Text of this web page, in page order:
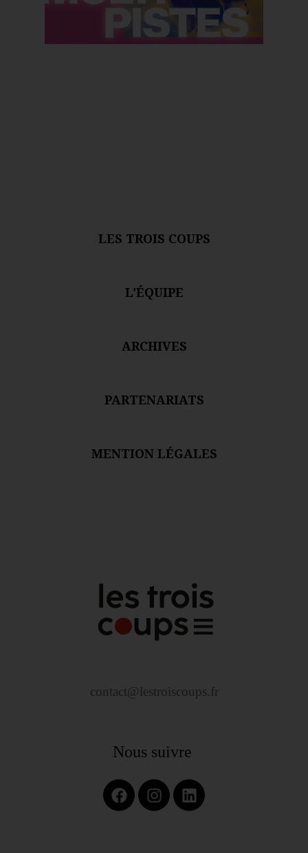
LES TROIS COUPS
L'ÉQUIPE
ARCHIVES
PARTENARIATS
MENTION LÉGALES
contact@lestroiscoups.fr
Nous suivre